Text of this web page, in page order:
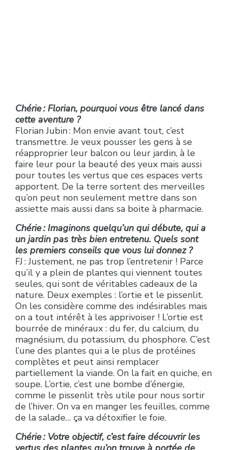
Chérie : Florian, pourquoi vous être lancé dans
cette aventure ?
Florian Jubin : Mon envie avant tout, c’est
transmettre. Je veux pousser les gens à se
réapproprier leur balcon ou leur jardin, à le
faire leur pour la beauté des yeux mais aussi
pour toutes les vertus que ces espaces verts
apportent. De la terre sortent des merveilles
qu’on peut non seulement mettre dans son
assiette mais aussi dans sa boite à pharmacie.
Chérie : Imaginons quelqu’un qui débute, qui a
un jardin pas très bien entretenu. Quels sont
les premiers conseils que vous lui donnez ?
FJ : Justement, ne pas trop l’entretenir ! Parce
qu’il y a plein de plantes qui viennent toutes
seules, qui sont de véritables cadeaux de la
nature. Deux exemples : l’ortie et le pissenlit.
On les considère comme des indésirables mais
on a tout intérêt à les apprivoiser ! L’ortie est
bourrée de minéraux : du fer, du calcium, du
magnésium, du potassium, du phosphore. C’est
l’une des plantes qui a le plus de protéines
complètes et peut ainsi remplacer
partiellement la viande. On la fait en quiche, en
soupe. L’ortie, c’est une bombe d’énergie,
comme le pissenlit très utile pour nous sortir
de l’hiver. On va en manger les feuilles, comme
de la salade… ça va détoxifier le foie.
Chérie : Votre objectif, c’est faire découvrir les